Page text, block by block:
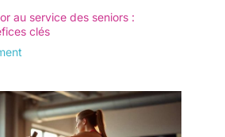
au service des seniors :
clés